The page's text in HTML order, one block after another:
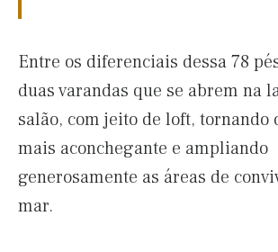
Entre os diferenciais dessa 78
duas varandas que se abrem na
salão, com jeito de loft, tornando
mais aconchegante e ampliando
generosamente as áreas de
mar.